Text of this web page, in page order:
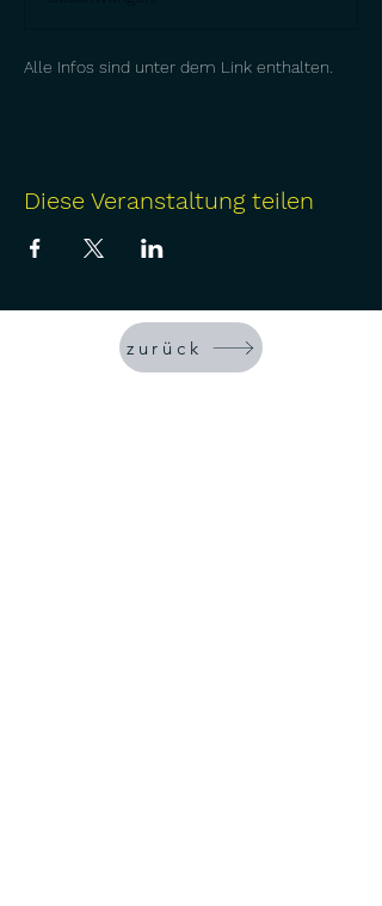
Alle Infos sind unter dem Link enthalten.
Diese Veranstaltung teilen
zurück